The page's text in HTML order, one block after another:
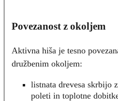
Povezanost z okoljem
Aktivna hiša je tesno
družbenim okoljem:
listnata drevesa skrbijo
poleti in toplotne